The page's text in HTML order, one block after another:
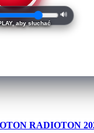
🔊
aby słuchać
RADIOTON